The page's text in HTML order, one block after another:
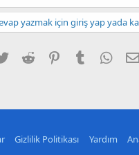
yazmak için giriş yap yada
TwitterReddit PinterestTumblr
Gizlilik Politikası Yardım